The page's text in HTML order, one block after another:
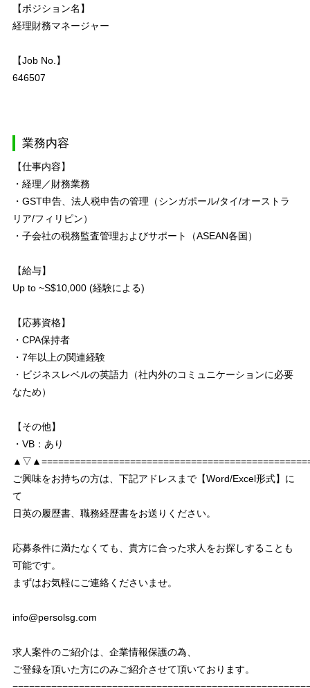
【ポジション名】
経理財務マネージャー
【Job No.】
646507
業務内容
【仕事内容】
・経理／財務業務
・GST申告、法人税申告の管理（シンガポール/タイ/オーストラ
リア/フィリピン）
・子会社の税務監査管理およびサポート（ASEAN各国）
【給与】
Up to ~S$10,000 (経験による)
【応募資格】
・CPA保持者
・7年以上の関連経験
・ビジネスレベルの英語力（社内外のコミュニケーションに必要
なため）
【その他】
・VB：あり
ご興味をお持ちの方は、下記アドレスまで【Word/Excel形式】に
て
日英の履歴書、職務経歴書をお送りください。
応募条件に満たなくても、貴方に合った求人をお探しすることも
可能です。
まずはお気軽にご連絡くださいませ。
info@persolsg.com
求人案件のご紹介は、企業情報保護の為、
ご登録を頂いた方にのみご紹介させて頂いております。